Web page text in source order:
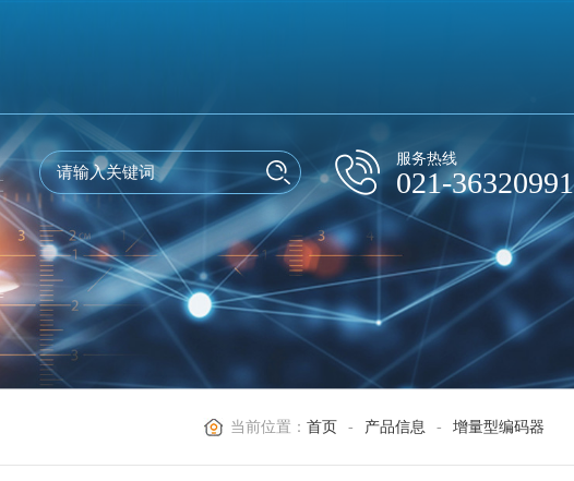
服务热线
021-36320991
当前位置：首页 - 产品信息 - 增量型编码器